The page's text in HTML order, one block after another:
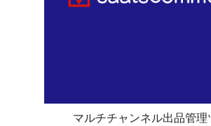
マルチチャンネル出品管理